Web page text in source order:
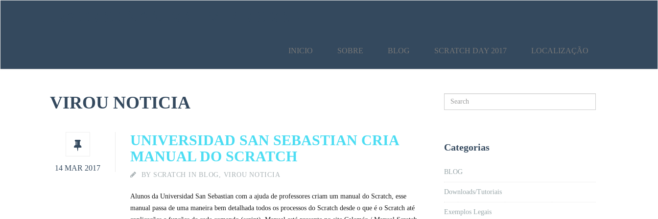
INICIO SOBRE BLOG SCRATCH DAY 2017 LOCALIZAÇÃO
VIROU NOTICIA
14 MAR 2017
UNIVERSIDAD SAN SEBASTIAN CRIA
MANUAL DO SCRATCH
BY SCRATCH IN BLOG, VIROU NOTICIA
Alunos da Universidad San Sebastian com a ajuda de professores criam um manual do Scratch, esse
manual passa de uma maneira bem detalhada todos os processos do Scratch desde o que é o Scratch até
Categorias
BLOG
Downloads/Tutoriais
Exemplos Legais